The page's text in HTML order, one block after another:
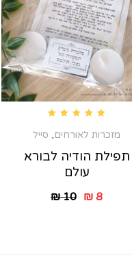
מזכרות לאורחים, סייל
תפילת הודיה לבורא
עולם
₪10 ₪8